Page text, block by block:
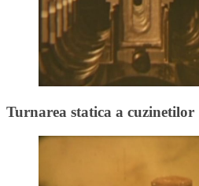
Turnarea statica a cuzinetilor